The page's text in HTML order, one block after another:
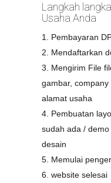
Langkah
Usaha Anda
1. Pembayaran
2. Mendaftarkan
3. Mengirim File
gambar,
alamat usaha
4. Pembuatan
sudah ada /
desain
5. Memulai
6. website selesai